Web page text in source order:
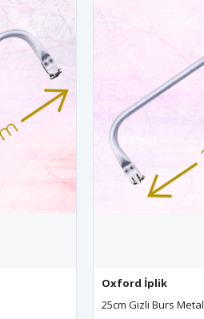
Oxford İplik
25cm Gizli Burs Metal